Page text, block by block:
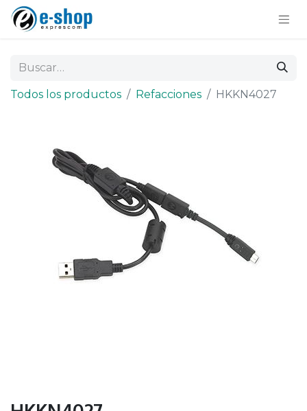
Todos los productos Refacciones HKKN4027